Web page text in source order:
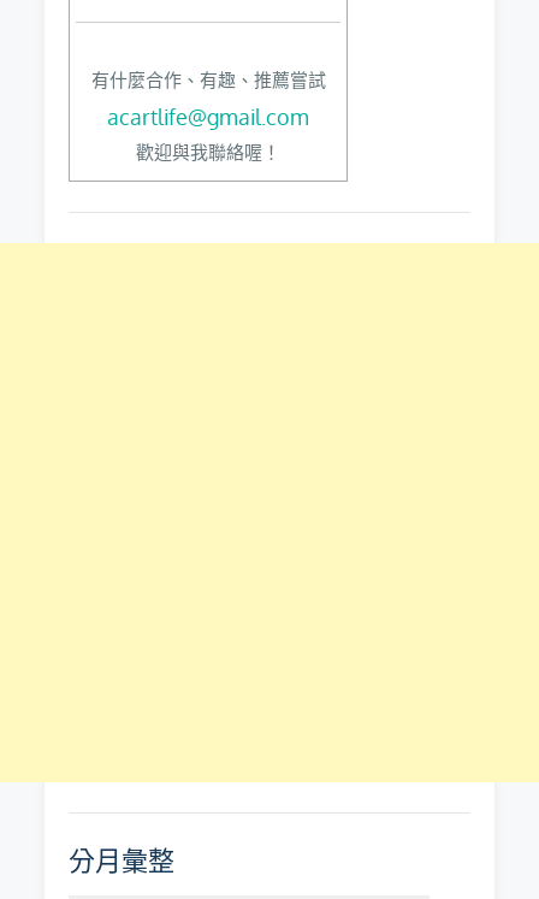
有什麼合作、有趣、推薦嘗試
acartlife@gmail.com
歡迎與我聯絡喔！
分月彙整